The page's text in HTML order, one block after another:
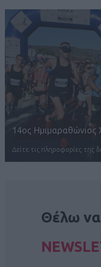
POWERADE B2Run
Στις 8/10 το απόλυτο
Θέλω